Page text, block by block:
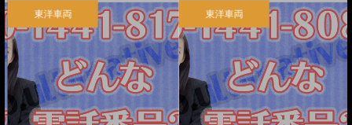
東洋車両 東洋車両